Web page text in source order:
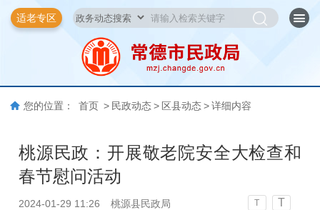
适老专区
您的位置： 首页 > 民政动态 > 区县动态 > 详细内容
桃源民政：开展敬老院安全大检查和
春节慰问活动
2024-01-29 11:26 桃源县民政局 T T